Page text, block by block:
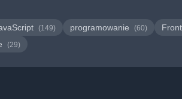
(149) programowanie (60)
(29)